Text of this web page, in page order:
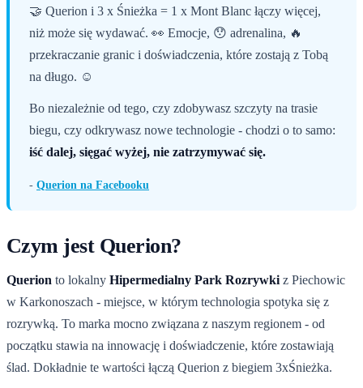
🤝 Querion i 3 x Śnieżka = 1 x Mont Blanc łączy więcej,
niż może się wydawać. 👀 Emocje, 😯 adrenalina, 🔥
przekraczanie granic i doświadczenia, które zostają z Tobą
na długo. ☺️
Bo niezależnie od tego, czy zdobywasz szczyty na trasie
biegu, czy odkrywasz nowe technologie - chodzi o to samo:
iść dalej, sięgać wyżej, nie zatrzymywać się.
- Querion na Facebooku
Czym jest Querion?
Querion to lokalny Hipermedialny Park Rozrywki z Piechowic
w Karkonoszach - miejsce, w którym technologia spotyka się z
rozrywką. To marka mocno związana z naszym regionem - od
początku stawia na innowację i doświadczenie, które zostawiają
ślad. Dokładnie te wartości łączą Querion z biegiem 3xŚnieżka.